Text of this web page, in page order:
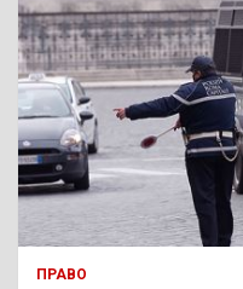
ПРАВО